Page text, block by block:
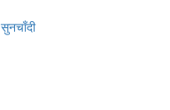
सुनचाँदी